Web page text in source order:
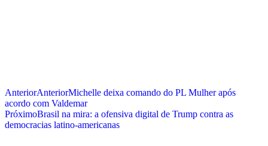
AnteriorAnteriorMichelle deixa comando do PL Mulher após
acordo com Valdemar
PróximoBrasil na mira: a ofensiva digital de Trump contra as
democracias latino-americanas